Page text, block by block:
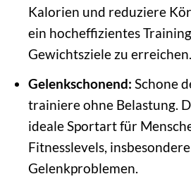
Kalorien und reduziere
ein hocheffizientes
Gewichtsziele zu erreichen.
Gelenkschonend: Schone
trainiere ohne Belastung.
ideale Sportart für
Fitnesslevels,
Gelenkproblemen.